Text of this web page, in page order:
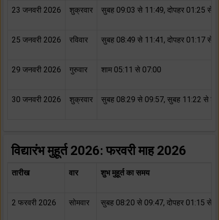
23 जनवरी 2026 शुक्रवार सुबह 09:03 से 11:49, दोपहर 01:25 से
25 जनवरी 2026 रविवार सुबह 08:49 से 11:41, दोपहर 01:17 से
29 जनवरी 2026 गुरुवार शाम 05:11 से 07:00
30 जनवरी 2026 शुक्रवार सुबह 08:29 से 09:57, सुबह 11:22 से
विद्यारंभ मुहूर्त 2026: फरवरी माह 2026
तारीख वार शुभ मुहूर्त का समय
2 फरवरी 2026 सोमवार सुबह 08:20 से 09:47, दोपहर 01:15 से